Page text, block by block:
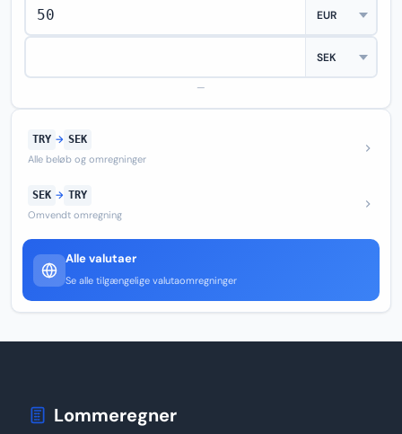
—
TRY → SEK
Alle beløb og omregninger
SEK → TRY
Omvendt omregning
Alle valutaer
Se alle tilgængelige valutaomregninger
Lommeregner